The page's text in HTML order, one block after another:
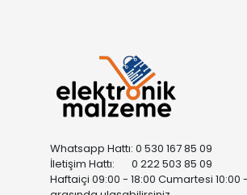
Whatsapp Hattı: 0 530 167 85 09
İletişim Hattı: 0 222 503 85 09
Haftaiçi 09:00 - 18:00 Cumartesi 10:00